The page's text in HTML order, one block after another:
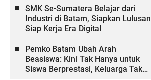
SMK Se-Sumatera Belajar dari
Industri di Batam, Siapkan Lulusan
Siap Kerja Era Digital
Pemko Batam Ubah Arah
Beasiswa: Kini Tak Hanya untuk
Siswa Berprestasi, Keluarga Tak